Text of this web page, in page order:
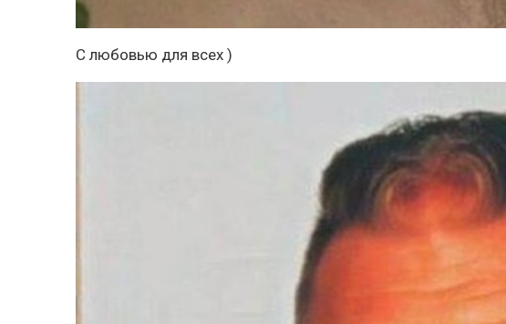
С любовью для всех )